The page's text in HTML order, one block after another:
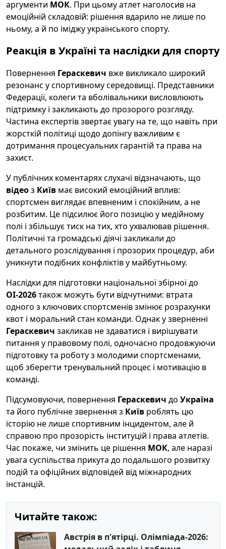
аргументи МОК. При цьому атлет наголосив на
емоційній складовій: рішення вдарило не лише по
ньому, а й по іміджу українського спорту.
Реакція в Україні та наслідки для спорту
Повернення Гераскевич вже викликало широкий
резонанс у спортивному середовищі. Представники
Федерації, колеги та вболівальники висловлюють
підтримку і закликають до прозорого розгляду.
Частина експертів звертає увагу на те, що навіть при
жорсткій політиці щодо допінгу важливим є
дотримання процесуальних гарантій та права на
захист.
У публічних коментарях слухачі відзначають, що
відеоз Київ має високий емоційний вплив:
спортсмен виглядає впевненим і спокійним, а не
розбитим. Це підсилює його позицію у медійному
полі і збільшує тиск на тих, хто ухвалював рішення.
Політичні та громадські діячі закликали до
детального розслідування і прозорих процедур, аби
уникнути подібних конфліктів у майбутньому.
Наслідки для підготовки національної збірної до
ОІ-2026також можуть бути відчутними: втрата
одного з ключових спортсменів змінює розрахунки
квот і моральний стан команди. Однак у зверненні
Гераскевич закликав не здаватися і вирішувати
питання у правовому полі, одночасно продовжуючи
підготовку та роботу з молодими спортсменами,
щоб зберегти тренувальний процес і мотивацію в
команді.
Підсумовуючи, повернення Гераскевич до Україна
та його публічне звернення з Київ роблять цю
історію не лише спортивним інцидентом, але й
справою про прозорість інституцій і права атлетів.
Час покаже, чи змінить це рішення МОК, але наразі
увага суспільства прикута до подальшого розвитку
подій та офіційних відповідей від міжнародних
інстанцій.
Читайте також:
Австрія в п'ятірці. Олімпіада-2026: